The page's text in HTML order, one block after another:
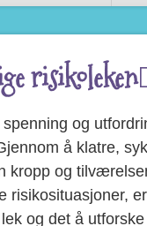
og
å klatre,
kropp og
risikosituasjoner,
og det å